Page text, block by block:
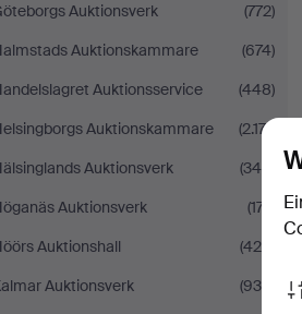
Auktionsverk
(772)
Auktionskammare
(674)
Auktionsservice
(448)
Auktionskammare
(2.171)
Auktionsverk
(345)
Auktionsverk
(177)
Auktionshall
(424)
Auktionsverk
(930)